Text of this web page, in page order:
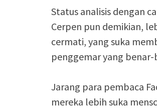
Status analisis dengan
Cerpen pun demikian,
cermati, yang suka
penggemar yang benar-
Jarang para pembaca
mereka lebih suka